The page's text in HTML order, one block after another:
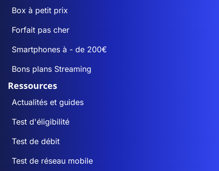
Box à petit prix
Forfait pas cher
Smartphones à - de 200€
Bons plans Streaming
Ressources
Actualités et guides
Test d'éligibilité
Test de débit
Test de réseau mobile